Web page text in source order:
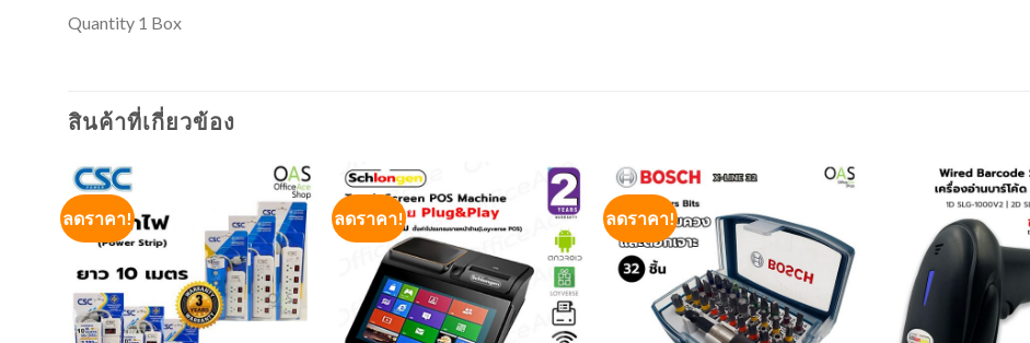
Quantity 1 Box
สินค้าที่เกี่ยวข้อง
ลดราคา! ลดราคา! ลดราคา!